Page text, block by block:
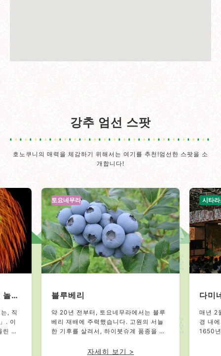
강추 엄선 스팟
호노쿠니의 매력을 체감하기 위해서는 여기를 추천!엄선한 스팟을 소
개합니다!
가마고오리축제 납량 불꽃 놀이 대회
, 직
. 이
순
토요네무라
블루베리
약 20년 전부터, 토요네무라에서는 블루
베리 재배에 주력했습니다. 고원의 서늘
한 기후를 살려서, 하이붓슈계 품종을 중
8월 중순 사이, 토요네무라 내에 블루베리
자세히 보기 >
시타
다미
매년 2
경 내
1650